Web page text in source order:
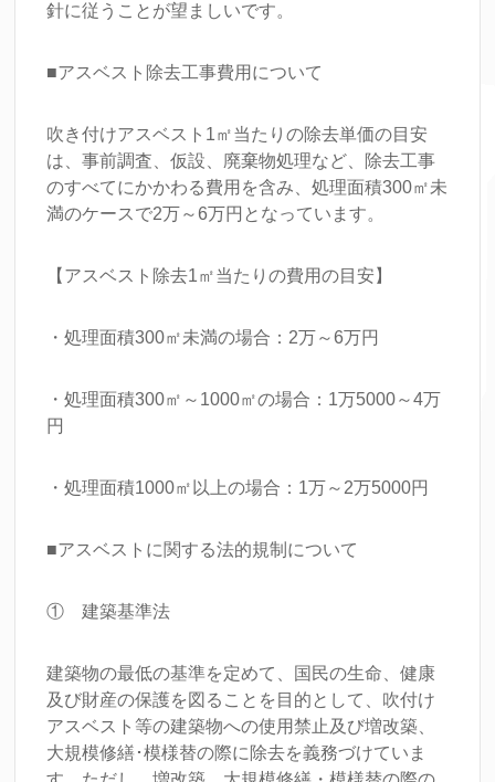
針に従うことが望ましいです。
■アスベスト除去工事費用について
吹き付けアスベスト1㎡当たりの除去単価の目安
は、事前調査、仮設、廃棄物処理など、除去工事
のすべてにかかわる費用を含み、処理面積300㎡未
満のケースで2万～6万円となっています。
【アスベスト除去1㎡当たりの費用の目安】
・処理面積300㎡未満の場合：2万～6万円
・処理面積300㎡～1000㎡の場合：1万5000～4万
円
・処理面積1000㎡以上の場合：1万～2万5000円
■アスベストに関する法的規制について
① 建築基準法
建築物の最低の基準を定めて、国民の生命、健康
及び財産の保護を図ることを目的として、吹付け
アスベスト等の建築物への使用禁止及び増改築、
大規模修繕･模様替の際に除去を義務づけていま